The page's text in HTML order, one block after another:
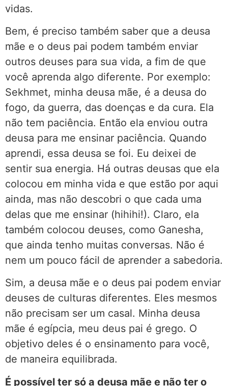
vidas.
Bem, é preciso também saber que a deusa
mãe e o deus pai podem também enviar
outros deuses para sua vida, a fim de que
você aprenda algo diferente. Por exemplo:
Sekhmet, minha deusa mãe, é a deusa do
fogo, da guerra, das doenças e da cura. Ela
não tem paciência. Então ela enviou outra
deusa para me ensinar paciência. Quando
aprendi, essa deusa se foi. Eu deixei de
sentir sua energia. Há outras deusas que ela
colocou em minha vida e que estão por aqui
ainda, mas não descobri o que cada uma
delas que me ensinar (hihihi!). Claro, ela
também colocou deuses, como Ganesha,
que ainda tenho muitas conversas. Não é
nem um pouco fácil de aprender a sabedoria.
Sim, a deusa mãe e o deus pai podem enviar
deuses de culturas diferentes. Eles mesmos
não precisam ser um casal. Minha deusa
mãe é egípcia, meu deus pai é grego. O
objetivo deles é o ensinamento para você,
de maneira equilibrada.
É possível ter só a deusa mãe e não ter o